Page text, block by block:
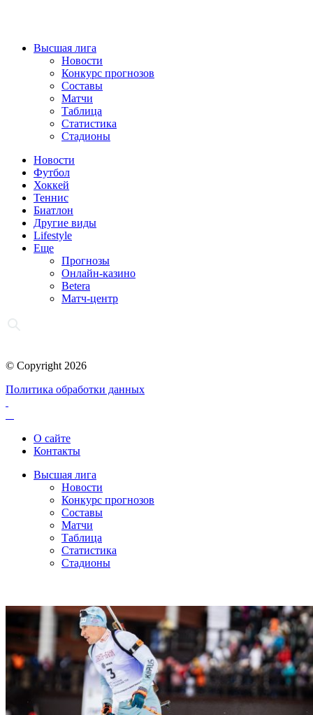
Высшая лига
Новости
Конкурс прогнозов
Составы
Матчи
Таблица
Статистика
Стадионы
Новости
Футбол
Хоккей
Теннис
Биатлон
Другие виды
Lifestyle
Еще
Прогнозы
Онлайн-казино
Betera
Матч-центр
© Copyright 2026
Политика обработки данных
О сайте
Контакты
Высшая лига
Новости
Конкурс прогнозов
Составы
Матчи
Таблица
Статистика
Стадионы